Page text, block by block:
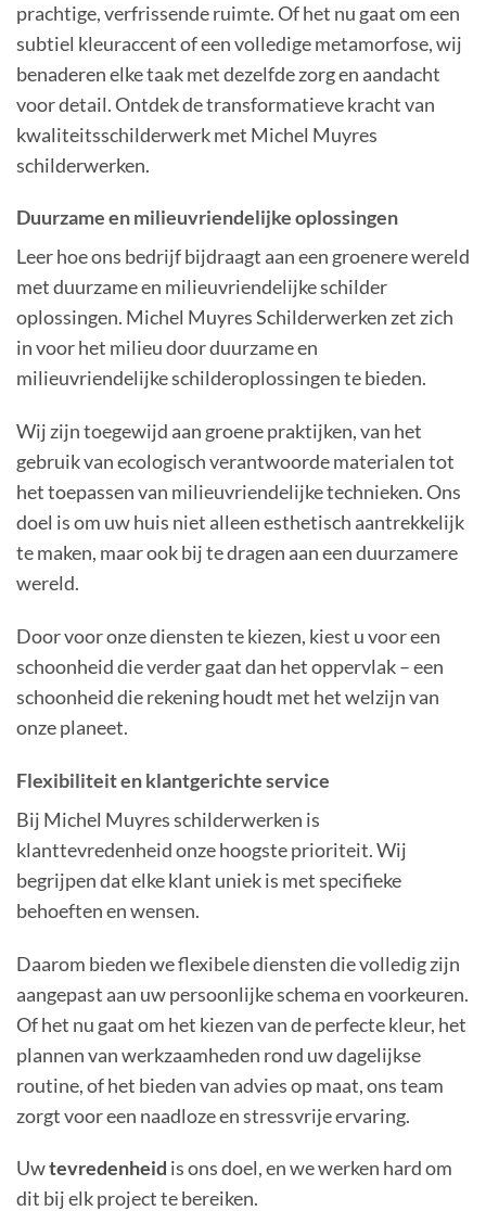
prachtige, verfrissende ruimte. Of het nu gaat om een
subtiel kleuraccent of een volledige metamorfose, wij
benaderen elke taak met dezelfde zorg en aandacht
voor detail. Ontdek de transformatieve kracht van
kwaliteitsschilderwerk met Michel Muyres
schilderwerken.
Duurzame en milieuvriendelijke oplossingen
Leer hoe ons bedrijf bijdraagt aan een groenere wereld
met duurzame en milieuvriendelijke schilder
oplossingen. Michel Muyres Schilderwerken zet zich
in voor het milieu door duurzame en
milieuvriendelijke schilderoplossingen te bieden.
Wij zijn toegewijd aan groene praktijken, van het
gebruik van ecologisch verantwoorde materialen tot
het toepassen van milieuvriendelijke technieken. Ons
doel is om uw huis niet alleen esthetisch aantrekkelijk
te maken, maar ook bij te dragen aan een duurzamere
wereld.
Door voor onze diensten te kiezen, kiest u voor een
schoonheid die verder gaat dan het oppervlak – een
schoonheid die rekening houdt met het welzijn van
onze planeet.
Flexibiliteit en klantgerichte service
Bij Michel Muyres schilderwerken is
klanttevredenheid onze hoogste prioriteit. Wij
begrijpen dat elke klant uniek is met specifieke
behoeften en wensen.
Daarom bieden we flexibele diensten die volledig zijn
aangepast aan uw persoonlijke schema en voorkeuren.
Of het nu gaat om het kiezen van de perfecte kleur, het
plannen van werkzaamheden rond uw dagelijkse
routine, of het bieden van advies op maat, ons team
zorgt voor een naadloze en stressvrije ervaring.
Uwtevredenheid is ons doel, en we werken hard om
dit bij elk project te bereiken.